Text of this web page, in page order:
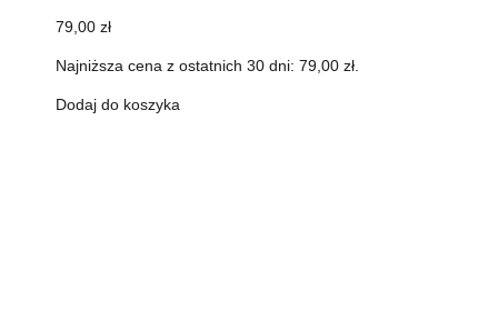
79,00 zł
Najniższa cena z ostatnich 30 dni: 79,00 zł.
Dodaj do koszyka